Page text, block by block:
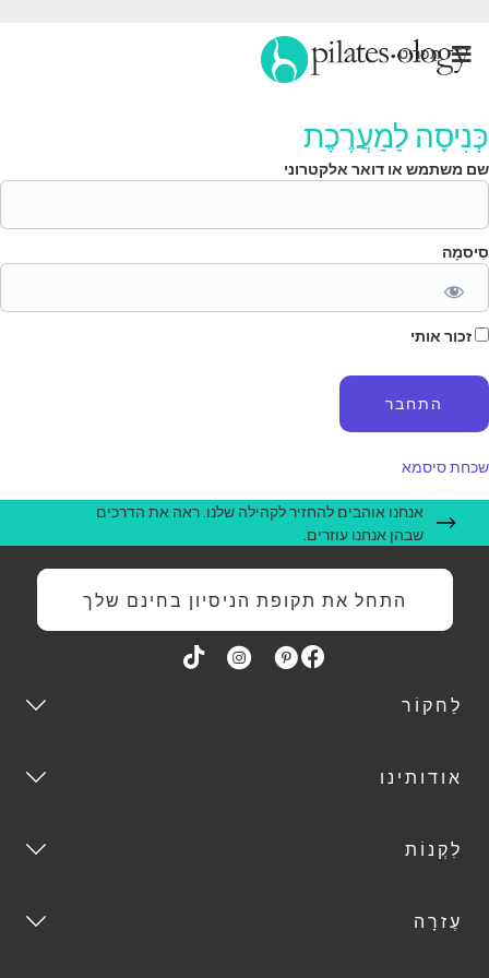
תַפרִיט
לַמַעֲרֶכֶת
משתמש או דואר אלקטרוני
זכור אותי
סיסמא
אנחנו אוהבים להחזיר לקהילה שלנו. ראה את הדרכים
שבהן אנחנו עוזרים.
התחל את תקופת הניסיון בחינם שלך
לַחקוֹר
אודותינו
לִקְנוֹת
עֶזרָה